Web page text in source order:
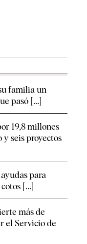
familia un
pasó [...]
19,8 millones
seis proyectos
para
[...]
más de
el Servicio de